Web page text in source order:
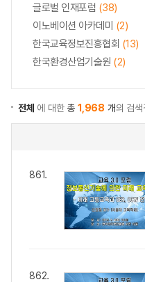
글로벌 인재포럼 (38)
이노베이션 아카데미 (2)
한국교육정보진흥협회 (13)
한국환경산업기술원 (2)
전체 에 대한총1,968 개의 검색
861.
862.